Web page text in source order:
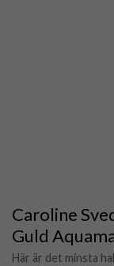
Caroline
Guld
Här är det minsta